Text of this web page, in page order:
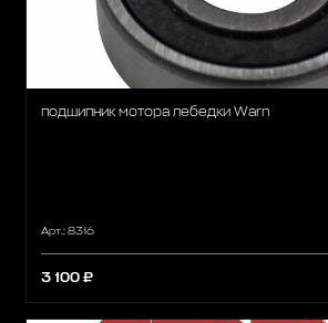
подшипник мотора лебедки Warn
Арт.: 8316
3 100 ₽